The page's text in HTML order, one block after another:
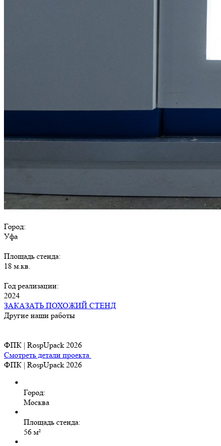
Город:
Уфа
Площадь стенда:
18 м.кв.
Год реализации:
2024
ЗАКАЗАТЬ ПОХОЖИЙ СТЕНД
Другие наши работы
ФПК | RospUpack 2026
Смотреть детали проекта
ФПК | RospUpack 2026
Город:
Москва
Площадь стенда:
56 м²